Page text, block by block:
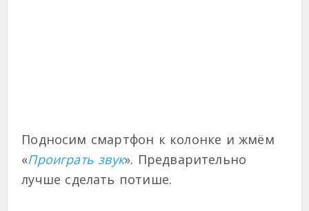
Подносим смартфон к колонке и жмём
«Проиграть звук». Предварительно
лучше сделать потише.